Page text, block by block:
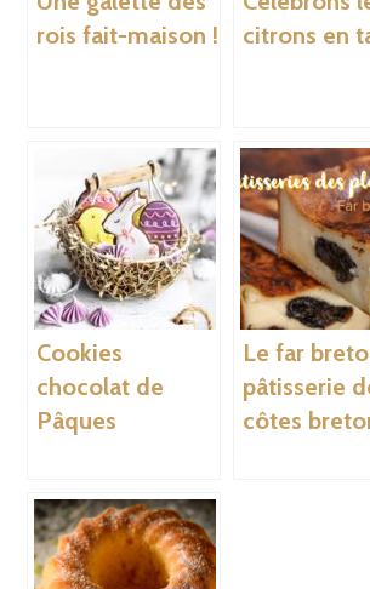
rois fait-maison !
citrons en
Cookies
chocolat de
Pâques
Le far
pâtisserie
côtes